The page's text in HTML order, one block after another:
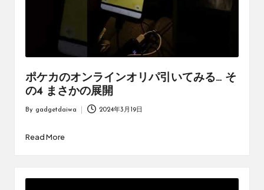
ポケカのオンラインオリパ引いてみる… そ
の4 まさかの展開
By gadgetdaiwa 2024年3月19日
Read More